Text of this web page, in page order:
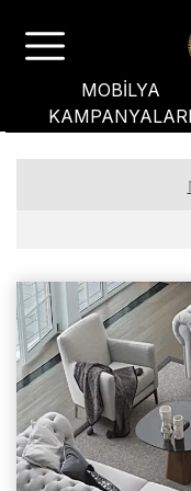
GOLD ÜYE FİRMALAR
STANDART ÜYE
Ankara Mobilyacılar,
İstanbul Mobilyacılar,
Masko Mobilya
MOBİLYA
KAMPANYALARI